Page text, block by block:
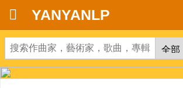
首頁
新到黑膠唱片
YANYANLP